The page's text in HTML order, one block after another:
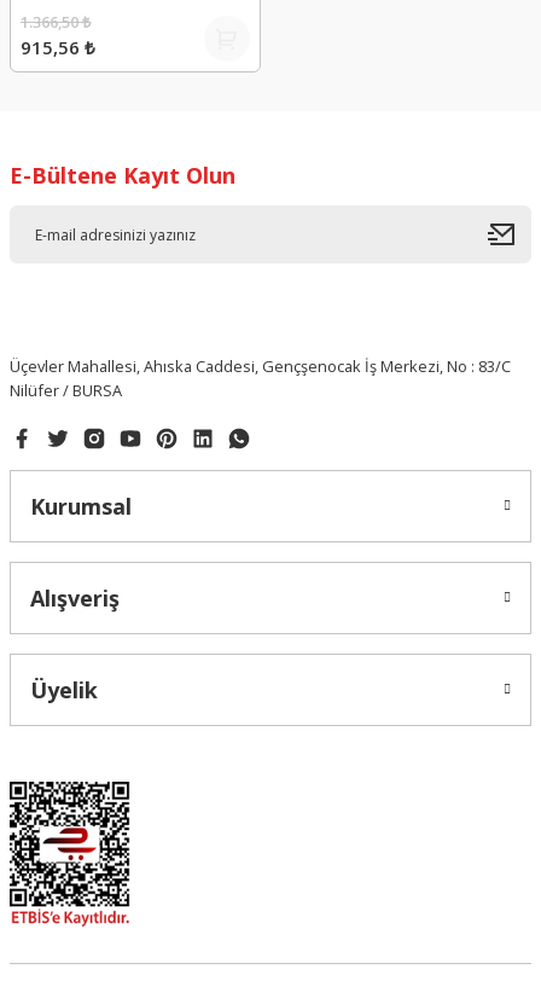
915,56 ₺
1.366,50 ₺
E-Bültene Kayıt Olun
Üçevler Mahallesi, Ahıska Caddesi, Gençşenocak İş Merkezi, No : 83/C
Nilüfer / BURSA
Kurumsal
Alışveriş
Üyelik